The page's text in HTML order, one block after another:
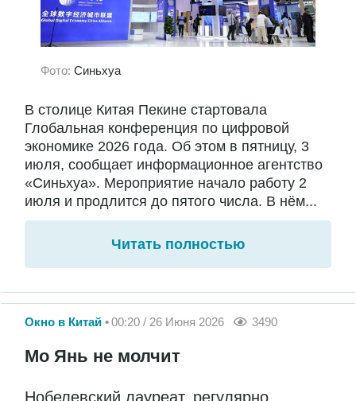
Фото: Синьхуа
В столице Китая Пекине стартовала
Глобальная конференция по цифровой
экономике 2026 года. Об этом в пятницу, 3
июля, сообщает информационное агентство
«Синьхуа». Мероприятие начало работу 2
июля и продлится до пятого числа. В нём...
Читать полностью
Окно в Китай 00:20 / 26 Июня 2026 3490
Мо Янь не молчит
Нобелевский лауреат, регулярно